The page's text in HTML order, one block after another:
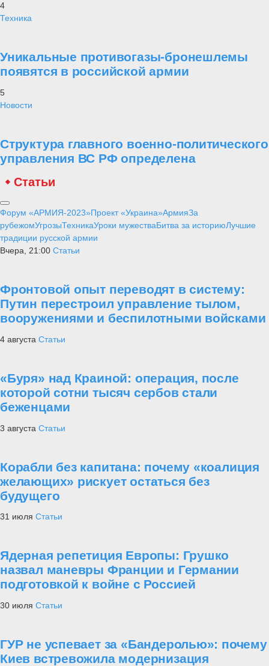
4
Техника
Уникальные противогазы-бронешлемы
появятся в российской армии
5
Новости
Структура главного военно-политического
управления ВС РФ определена
Статьи
Форум «АРМИЯ-2023»Проект «Украина»АрмияЗа
рубежомУгрозыТехникаУроки мужестваБитва за историюЛучшие
традиции русской армии
Вчера, 21:00 Статьи
Фронтовой опыт переводят в систему:
Путин перестроил управление тылом,
вооружениями и беспилотными войсками
4 августа Статьи
«Буря» над Краиной: операция, после
которой сотни тысяч сербов стали
беженцами
3 августа Статьи
Корабли без капитана: почему «коалиция
желающих» рискует остаться без
будущего
31 июля Статьи
Ядерная репетиция Европы: Грушко
назвал маневры Франции и Германии
подготовкой к войне с Россией
30 июля Статьи
ГУР не успевает за «Бандеролью»: почему
Киев встревожила модернизация